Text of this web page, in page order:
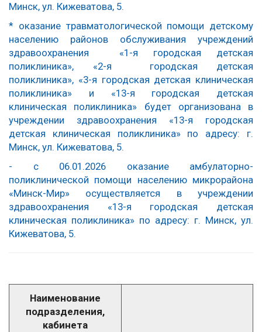
Минск, ул. Кижеватова, 5.
* оказание травматологической помощи детскому
населению районов обслуживания учреждений
здравоохранения «1-я городская детская
поликлиника», «2-я городская детская
поликлиника», «3-я городская детская клиническая
поликлиника» и «13-я городская детская
клиническая поликлиника» будет организована в
учреждении здравоохранения «13-я городская
детская клиническая поликлиника» по адресу: г.
Минск, ул. Кижеватова, 5.
- с 06.01.2026 оказание амбулаторно-
поликлинической помощи населению микрорайона
«Минск-Мир» осуществляется в учреждении
здравоохранения «13-я городская детская
клиническая поликлиника» по адресу: г. Минск, ул.
Кижеватова, 5.
Наименование
подразделения,
кабинета